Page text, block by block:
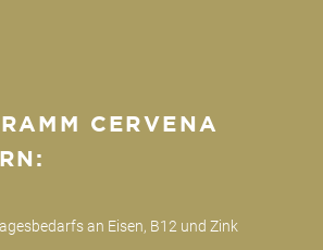
CERVENA
an Eisen, B12 und Zink